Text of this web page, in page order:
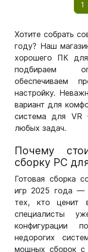
1
Хотите собрать
году? Наш
хорошего ПК
подбираем
обеспечиваем
настройку.
вариант для
система для
любых задач.
Почему
сборку РС
Готовая сборка
игр 2025 года —
тех, кто ценит
специалисты
конфигурации
недорогих
мощных сборок с